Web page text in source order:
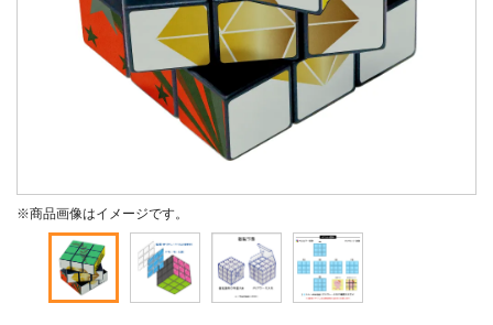
※商品画像はイメージです。